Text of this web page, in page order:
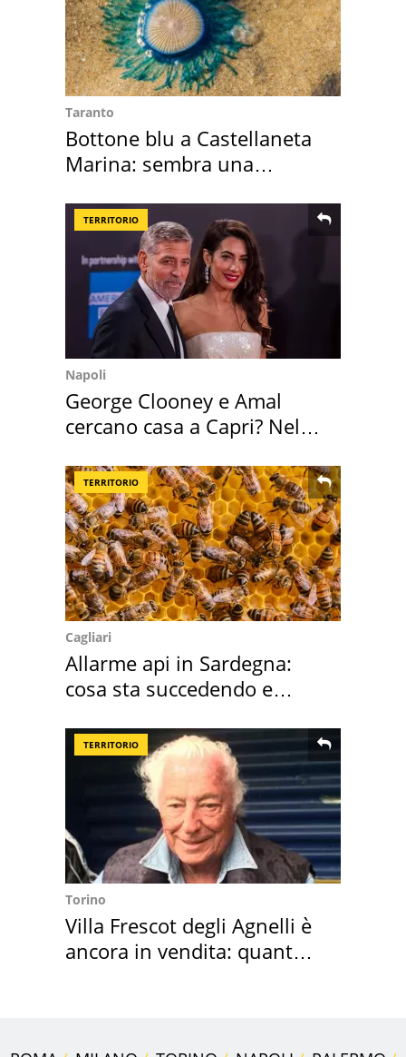
Taranto
Bottone blu a Castellaneta
Marina: sembra una
TERRITORIO
Napoli
George Clooney e Amal
cercano casa a Capri? Nel
TERRITORIO
Cagliari
Allarme api in Sardegna:
cosa sta succedendo e
TERRITORIO
Torino
Villa Frescot degli Agnelli è
ancora in vendita: quanto